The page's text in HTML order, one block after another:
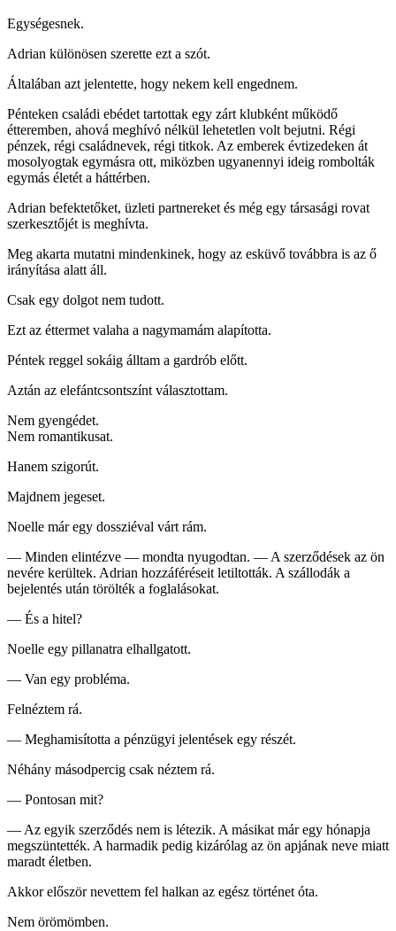
Egységesnek.
Adrian különösen szerette ezt a szót.
Általában azt jelentette, hogy nekem kell engednem.
Pénteken családi ebédet tartottak egy zárt klubként működő
étteremben, ahová meghívó nélkül lehetetlen volt bejutni. Régi
pénzek, régi családnevek, régi titkok. Az emberek évtizedeken át
mosolyogtak egymásra ott, miközben ugyanennyi ideig rombolták
egymás életét a háttérben.
Adrian befektetőket, üzleti partnereket és még egy társasági rovat
szerkesztőjét is meghívta.
Meg akarta mutatni mindenkinek, hogy az esküvő továbbra is az ő
irányítása alatt áll.
Csak egy dolgot nem tudott.
Ezt az éttermet valaha a nagymamám alapította.
Péntek reggel sokáig álltam a gardrób előtt.
Aztán az elefántcsontszínt választottam.
Nem gyengédet.
Nem romantikusat.
Hanem szigorút.
Majdnem jegeset.
Noelle már egy dossziéval várt rám.
— Minden elintézve — mondta nyugodtan. — A szerződések az ön
nevére kerültek. Adrian hozzáféréseit letiltották. A szállodák a
bejelentés után törölték a foglalásokat.
— És a hitel?
Noelle egy pillanatra elhallgatott.
— Van egy probléma.
Felnéztem rá.
— Meghamisította a pénzügyi jelentések egy részét.
Néhány másodpercig csak néztem rá.
— Pontosan mit?
— Az egyik szerződés nem is létezik. A másikat már egy hónapja
megszüntették. A harmadik pedig kizárólag az ön apjának neve miatt
maradt életben.
Akkor először nevettem fel halkan az egész történet óta.
Nem örömömben.